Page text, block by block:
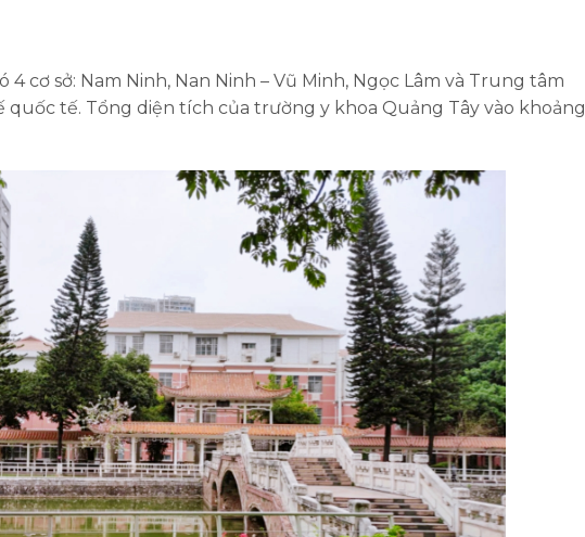
4 cơ sở: Nam Ninh, Nan Ninh – Vũ Minh, Ngọc Lâm và Trung tâm
quốc tế. Tổng diện tích của trường y khoa Quảng Tây vào khoảng